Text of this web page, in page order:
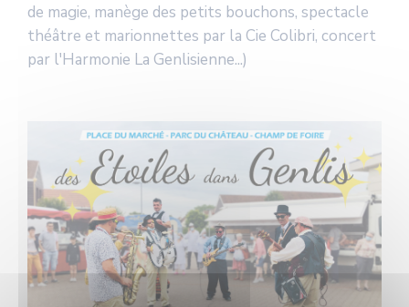
de magie, manège des petits bouchons, spectacle
théâtre et marionnettes par la Cie Colibri, concert
par l'Harmonie La Genlisienne...)